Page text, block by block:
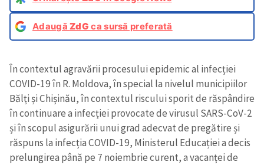
AdaugăZdG ca sursă preferată
În contextul agravării procesului epidemic al infecției
COVID-19 în R. Moldova, în special la nivelul municipiilor
Bălți și Chișinău, în contextul riscului sporit de răspândire
în continuare a infecției provocate de virusul SARS-CoV-2
și în scopul asigurării unui grad adecvat de pregătire și
răspuns la infecția COVID-19, Ministerul Educației a decis
prelungirea până pe 7 noiembrie curent, a vacanței de